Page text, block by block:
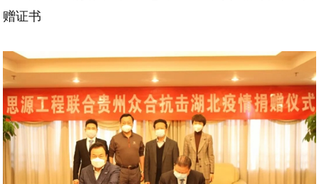
赠证书